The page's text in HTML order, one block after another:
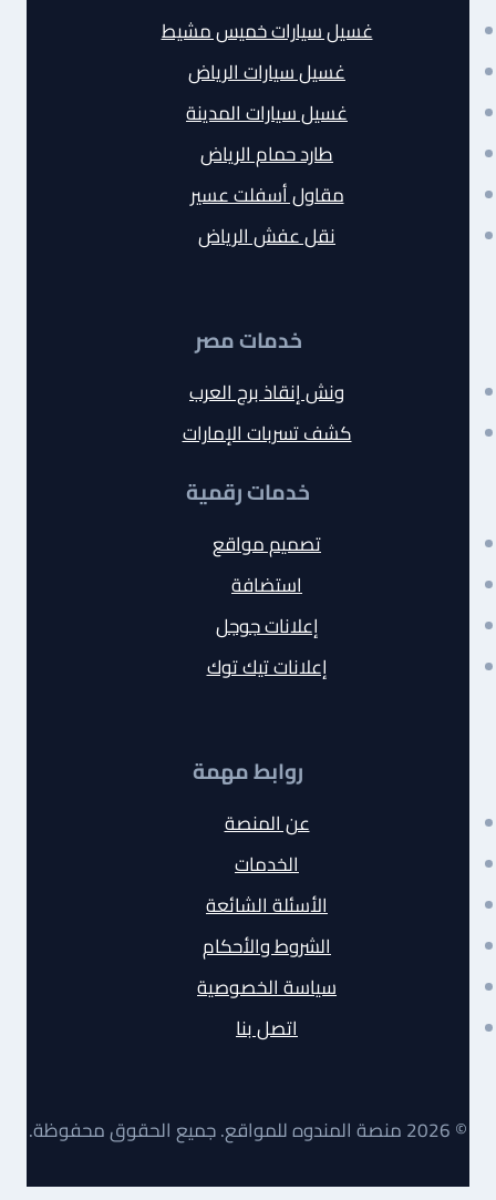
غسيل سيارات خميس مشيط
غسيل سيارات الرياض
غسيل سيارات المدينة
طارد حمام الرياض
مقاول أسفلت عسير
نقل عفش الرياض
خدمات مصر
ونش إنقاذ برج العرب
كشف تسربات الإمارات
خدمات رقمية
تصميم مواقع
استضافة
إعلانات جوجل
إعلانات تيك توك
روابط مهمة
عن المنصة
الخدمات
الأسئلة الشائعة
الشروط والأحكام
سياسة الخصوصية
اتصل بنا
© 2026 منصة المندوه للمواقع. جميع الحقوق محفوظة.